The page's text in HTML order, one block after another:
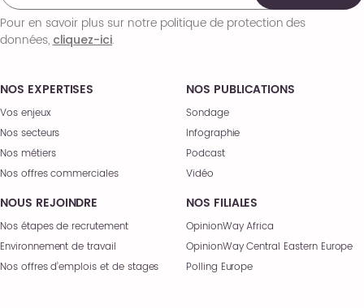
NOS EXPERTISES
Vos enjeux
Nos secteurs
Nos métiers
Nos offres commerciales
NOS PUBLICATIONS
Sondage
Infographie
Podcast
Vidéo
NOUS REJOINDRE
Nos étapes de recrutement
Environnement de travail
Nos offres d’emplois et de stages
NOS FILIALES
OpinionWay Africa
OpinionWay Central Eastern Europe
Polling Europe
Pour en savoir plus sur notre politique de protection des
données,cliquez-ici.